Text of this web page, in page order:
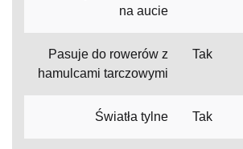
na aucie
Pasuje do rowerów z
hamulcami tarczowymi
Tak
Światła tylne Tak